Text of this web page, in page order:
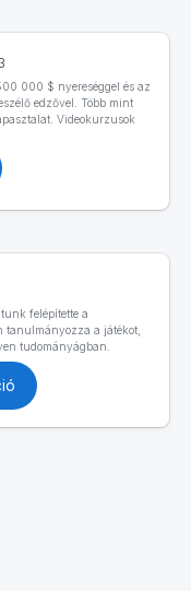
000 $ nyereséggel és az
edzővel. Több mint
Videokurzusok
felépítette a
tanulmányozza a játékot,
tudományágban.